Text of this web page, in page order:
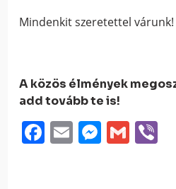
Mindenkit szeretettel várunk!
A közös élmények
add tovább te is!
Facebook
EmailGmail